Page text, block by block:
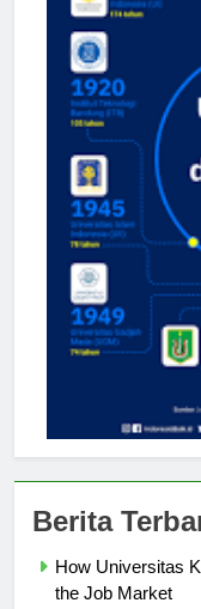
Berita
How Universitas
the Job Market